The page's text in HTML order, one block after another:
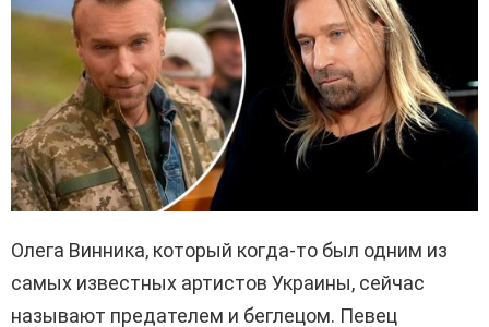
Олега Винника, который когда-то был одним из
самых известных артистов Украины, сейчас
называют предателем и беглецом. Певец